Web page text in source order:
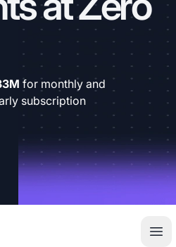
for monthly and
subscription